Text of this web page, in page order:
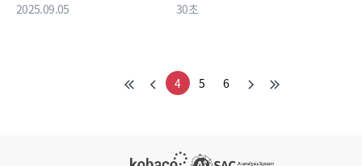
2025.09.05 30초
4 5 6